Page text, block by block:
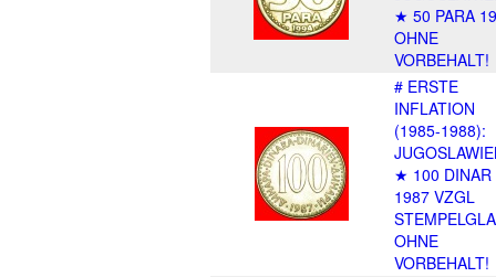
★ 50 PARA
OHNE
VORBEHALT!
# ERSTE
INFLATION
(1985-1988):
★ 100 DINAR
1987 VZGL
OHNE
VORBEHALT!